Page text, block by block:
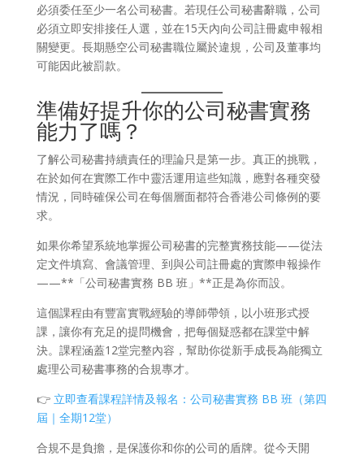
必須委任至少一名公司秘書。若現任公司秘書辭職，公司
必須立即安排接任人選，並在15天內向公司註冊處申報相
關變更。長期懸空公司秘書職位屬於違規，公司及董事均
可能因此被罰款。
準備好提升你的公司秘書實務
能力了嗎？
了解公司秘書持續責任的理論只是第一步。真正的挑戰，
在於如何在實際工作中靈活運用這些知識，應對各種突發
情況，同時確保公司在每個層面都符合香港公司條例的要
求。
如果你希望系統地掌握公司秘書的完整實務技能——從法
定文件填寫、會議管理、到與公司註冊處的實際申報操作
——**「公司秘書實務 BB 班」**正是為你而設。
這個課程由有豐富實戰經驗的導師帶領，以小班形式授
課，讓你有充足的提問機會，把每個疑惑都在課堂中解
決。課程涵蓋12堂完整內容，幫助你從新手成長為能獨立
處理公司秘書事務的合規專才。
👉 立即查看課程詳情及報名：公司秘書實務 BB 班（第四
屆｜全期12堂）
合規不是負擔，是保護你和你的公司的盾牌。從今天開